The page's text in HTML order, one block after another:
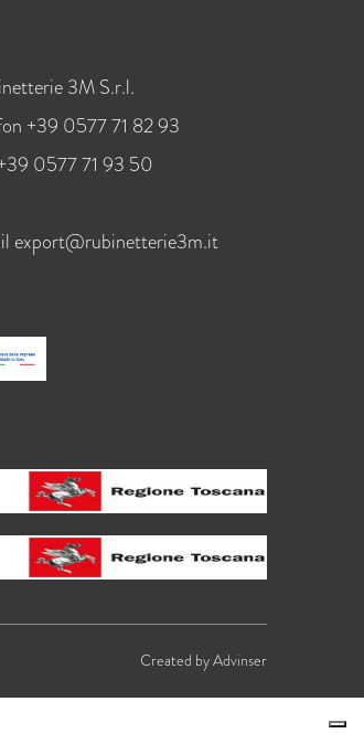
3M S.r.l.
+39 0577 71 82 93
0577 71 93 50
export@rubinetterie3m.it
Created byAdvinser